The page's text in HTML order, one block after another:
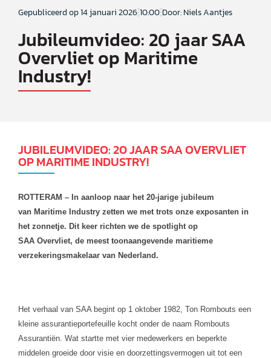
Gepubliceerd op14 januari 202610:00 Door: Niels Aantjes
Jubileumvideo: 20 jaar SAA
Overvliet op Maritime
Industry!
JUBILEUMVIDEO: 20 JAAR SAA OVERVLIET
OP MARITIME INDUSTRY!
ROTTERAM – In aanloop naar het 20-jarige jubileum
van Maritime Industry zetten we met trots onze exposanten in
het zonnetje. Dit keer richten we de spotlight op
SAA Overvliet, de meest toonaangevende maritieme
verzekeringsmakelaar van Nederland.
Het verhaal van SAA begint op 1 oktober 1982, Ton Rombouts een
kleine assurantieportefeuille kocht onder de naam Rombouts
Assurantiën. Wat startte met vier medewerkers en beperkte
middelen groeide door visie en doorzettingsvermogen uit tot een